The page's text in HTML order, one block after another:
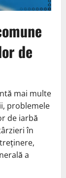
de
mai multe
problemele
de iarbă
în
a